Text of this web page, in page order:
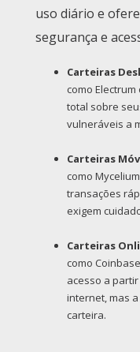
uso diário e
segurança e
Carteiras
como
total sobre
vulneráveis a
Carteiras
como
transações
exigem
Carteiras
como
acesso a
internet, mas
carteira.